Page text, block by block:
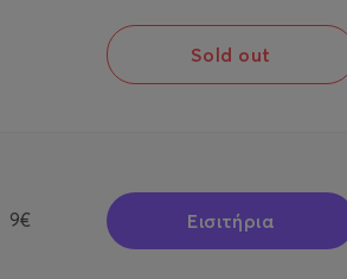
Sold out
9€ Εισιτήρια